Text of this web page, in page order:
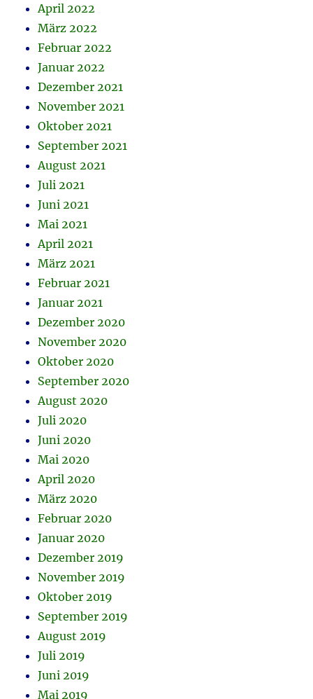
April 2022
März 2022
Februar 2022
Januar 2022
Dezember 2021
November 2021
Oktober 2021
September 2021
August 2021
Juli 2021
Juni 2021
Mai 2021
April 2021
März 2021
Februar 2021
Januar 2021
Dezember 2020
November 2020
Oktober 2020
September 2020
August 2020
Juli 2020
Juni 2020
Mai 2020
April 2020
März 2020
Februar 2020
Januar 2020
Dezember 2019
November 2019
Oktober 2019
September 2019
August 2019
Juli 2019
Juni 2019
Mai 2019